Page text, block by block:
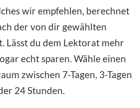
wir empfehlen, berechnet
der von dir gewählten
Lässt du dem Lektorat mehr
echt sparen. Wähle einen
zwischen 7-Tagen, 3-Tagen
24 Stunden.